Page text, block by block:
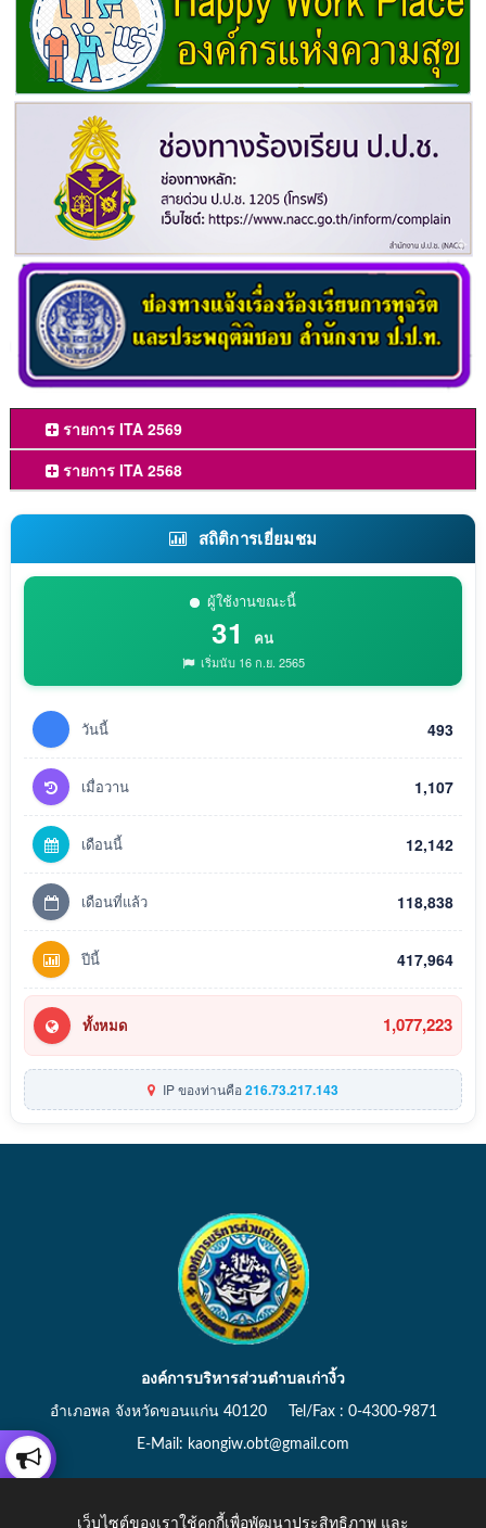
รายการ ITA 2569
รายการ ITA 2568
สถิติการเยี่ยมชม
ผู้ใช้งานขณะนี้
31 คน
เริ่มนับ 16 ก.ย. 2565
วันนี้ 493
เมื่อวาน 1,107
เดือนนี้ 12,142
เดือนที่แล้ว 118,838
ปีนี้ 417,964
ทั้งหมด 1,077,223
IP ของท่านคือ216.73.217.143
องค์การบริหารส่วนตำบลเก่างิ้ว
อำเภอพล จังหวัดขอนแก่น 40120 Tel/Fax : 0-4300-9871
E-Mail: kaongiw.obt@gmail.com
เว็บไซต์ของเราใช้คุกกี้เพื่อพัฒนาประสิทธิภาพ และ